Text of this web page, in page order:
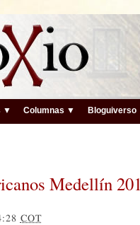
▼ Columnas ▼ Bloguiverso
Medellín
COT